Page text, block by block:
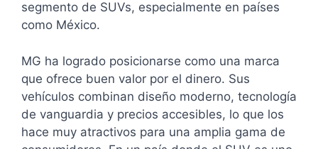
segmento de SUVs, especialmente en países
como México.
MG ha logrado posicionarse como una marca
que ofrece buen valor por el dinero. Sus
vehículos combinan diseño moderno, tecnología
de vanguardia y precios accesibles, lo que los
hace muy atractivos para una amplia gama de